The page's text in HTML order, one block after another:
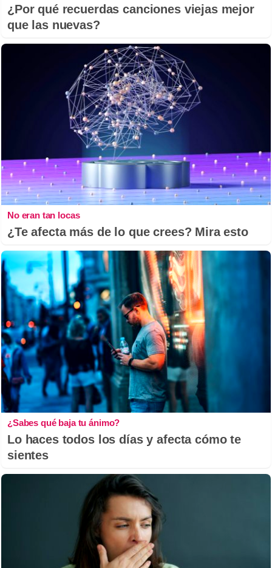
¿Por qué recuerdas canciones viejas mejor
que las nuevas?
No eran tan locas
¿Te afecta más de lo que crees? Mira esto
¿Sabes qué baja tu ánimo?
Lo haces todos los días y afecta cómo te
sientes